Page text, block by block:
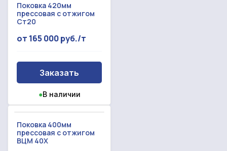
Поковка 420мм
прессовая с отжигом
Ст20
от 165 000 руб./т
Заказать
●В наличии
Поковка 400мм
прессовая с отжигом
ВЦМ 40Х